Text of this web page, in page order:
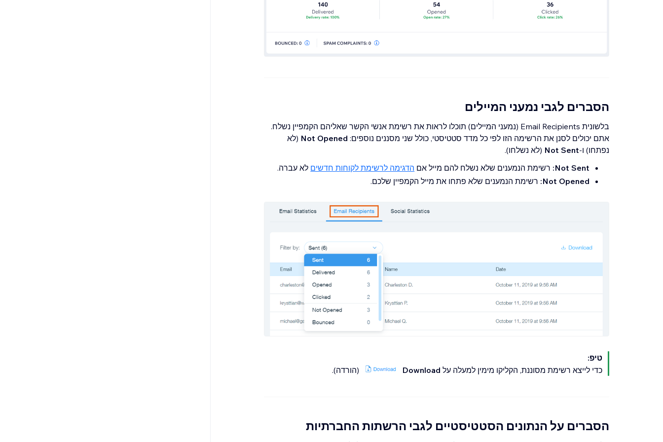
חשוב להיצמד תמיד לשיטות המומלצות לשיווק במייל כדי
להפחית את הסיכון לסימון
הסברים לגבי נמעני המיילים
בלשונית Email Recipients (נמעני המיילים) תוכלו לראות את רשימת אנשי הקשר שאליהם הקמפיין נשלח.
אתם יכולים לסנן את הרשימה הזו לפי כל מדד סטטיסטי, כולל שני מסננים נוספים: Not Opened (לא
נפתחו) ו-Not Sent (לא נשלחו).
Not Sent: רשימת הנמענים שלא נשלח להם מייל אם הדגימה לרשימת לקוחות חדשים לא עברה.
Not Opened: רשימת הנמענים שלא פתחו את מייל הקמפיין שלכם.
טיפ:
כדי לייצא רשימת מסוננת, הקליקו מימין למעלה על Download (הורדה).
הסברים על הנתונים הסטטיסטיים לגבי הרשתות החברתיות